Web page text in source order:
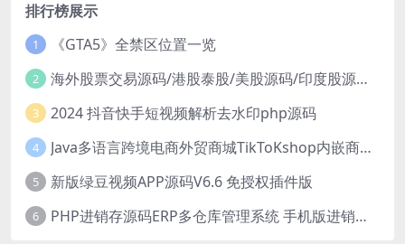
排行榜展示
1 《GTA5》全禁区位置一览
2 海外股票交易源码/港股泰股/美股源码/印度股源码/马拉西亚股票源码/国际股票配资
3 2024 抖音快手短视频解析去水印php源码
4 Java多语言跨境电商外贸商城TikToKshop内嵌商城I商家入驻I一键铺
5 新版绿豆视频APP源码V6.6 免授权插件版
6 PHP进销存源码ERP多仓库管理系统 手机版进销存 php网络版进销存小程序